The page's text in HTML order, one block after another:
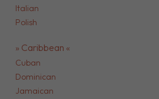
Italian
Polish
» Caribbean «
Cuban
Dominican
Jamaican